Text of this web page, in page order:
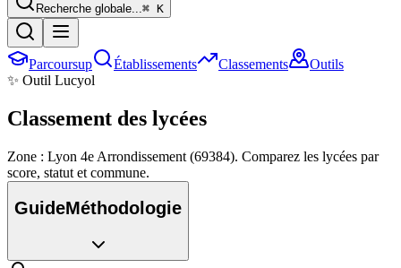
Recherche globale...⌘ K
Parcoursup Établissements Classements
Outils
✨ Outil Lucyol
Classement des lycées
Zone : Lyon 4e Arrondissement (69384). Comparez les lycées par
score, statut et commune.
GuideMéthodologie